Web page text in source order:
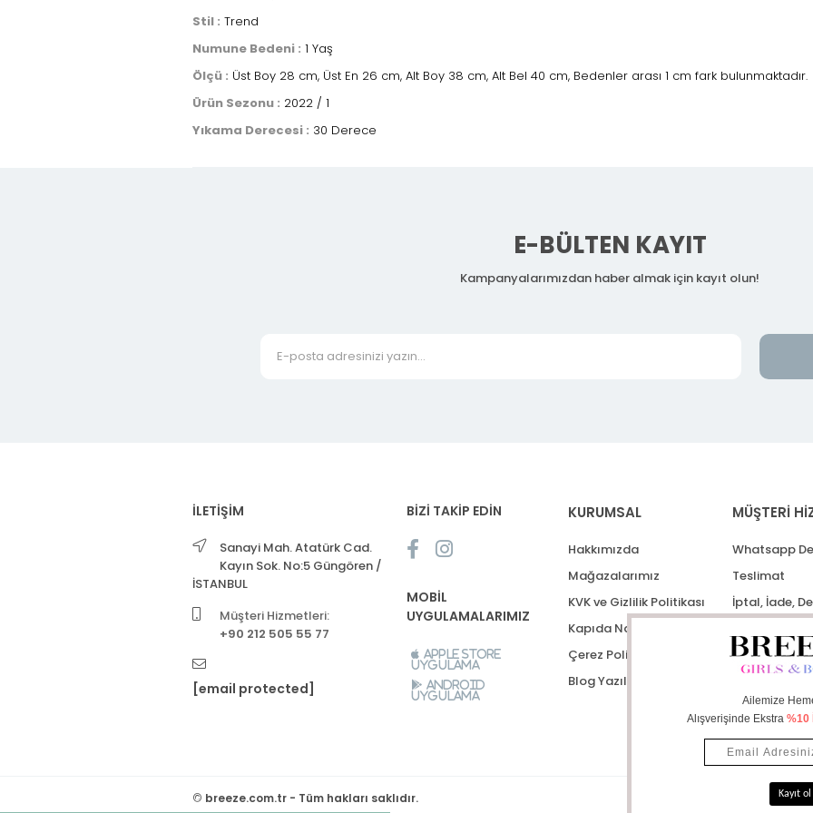
Stil : Trend
Numune Bedeni : 1 Yaş
Ölçü : Üst Boy 28 cm, Üst En 26 cm, Alt Boy 38 cm, Alt Bel 40 cm, Bedenler arası 1 cm fark bulunmaktadır.
Ürün Sezonu : 2022 / 1
Yıkama Derecesi : 30 Derece
E-BÜLTEN KAYIT
Kampanyalarımızdan haber almak için kayıt olun!
İLETİŞİM
Sanayi Mah. Atatürk Cad.
Kayın Sok. No:5 Güngören /
İSTANBUL
Müşteri Hizmetleri:
+90 212 505 55 77
[email protected]
BİZİ TAKİP EDİN
MOBİL
UYGULAMALARIMIZ
Apple Store
Uygulama
Android
Uygulama
KURUMSAL
Hakkımızda
Mağazalarımız
KVK ve Gizlilik Politikası
Kapıda Nakit Ödeme
Çerez Politikası
Blog Yazıları
MÜŞTERİ
Whatsapp
Teslimat
İptal, İade,
© breeze.com.tr - Tüm hakları saklıdır.